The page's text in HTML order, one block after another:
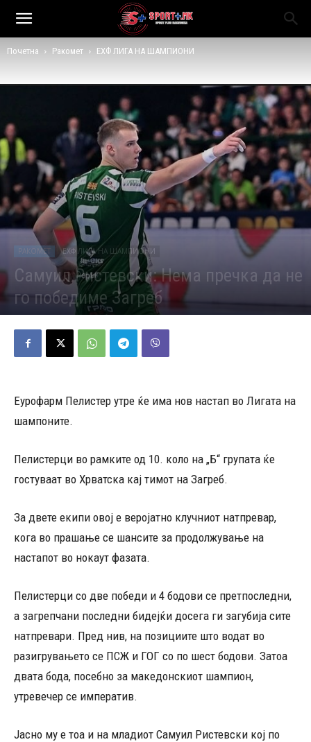
Почетна Ракомет ЕХФ ЛИГА НА ШАМПИОНИ
РАКОМЕТ ЕХФ ЛИГА НА ШАМПИОНИ
Самуил Ристевски: Нема пречка да не
го победиме Загреб
Еурофарм Пелистер утре ќе има нов настап во Лигата на
шампоните.
Пелистерци во рамките од 10. коло на „Б“ групата ќе
гостуваат во Хрватска кај тимот на Загреб.
За двете екипи овој е веројатно клучниот натпревар,
кога во прашање се шансите за продолжување на
настапот во нокаут фазата.
Пелистерци со две победи и 4 бодови се претпоследни,
а загрепчани последни бидејќи досега ги загубија сите
натпревари. Пред нив, на позициите што водат во
разигрувањето се ПСЖ и ГОГ со по шест бодови. Затоа
двата бода, посебно за македонскиот шампион,
утревечер се императив.
Јасно му е тоа и на младиот Самуил Ристевски кој по